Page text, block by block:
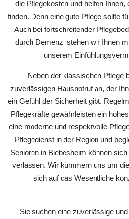
die Pflegekosten und helfen Ihnen,
finden. Denn eine gute Pflege sollte
Auch bei fortschreitender
durch Demenz, stehen wir Ihnen
unserem
Neben der klassischen Pflege
zuverlässigen Hausnotruf an, der
ein Gefühl der Sicherheit gibt.
Pflegekräfte gewährleisten ein
eine moderne und respektvolle
Pflegedienst in der Region und
Senioren in Biebesheim können
verlassen. Wir kümmern uns um
sich auf das Wesentliche
Sie suchen eine zuverlässige